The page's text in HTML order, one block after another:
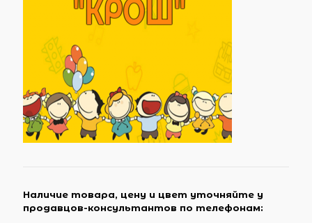
Наличие товара, цену и цвет уточняйте у
продавцов-консультантов по телефонам: